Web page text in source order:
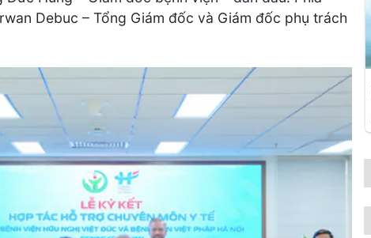
Debuc – Tổng Giám đốc và Giám đốc phụ trách